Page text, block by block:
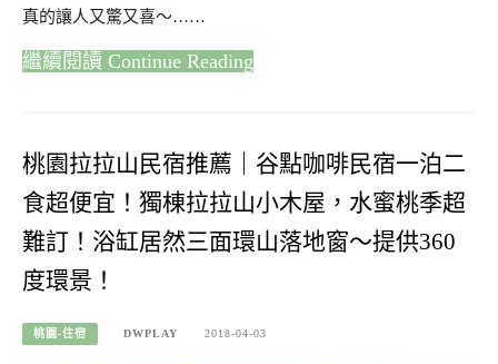
真的讓人又驚又喜～……
Continue Reading
桃園拉拉山民宿推薦｜谷點咖啡民宿一泊二
食超便宜！獨棟拉拉山小木屋，水蜜桃季超
難訂！浴缸居然三面環山落地窗～提供360
度環景！
桃園-住宿 DWPLAY 2018-04-03